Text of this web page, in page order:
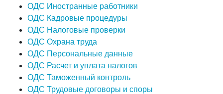
ОДС Иностранные работники
ОДС Кадровые процедуры
ОДС Налоговые проверки
ОДС Охрана труда
ОДС Персональные данные
ОДС Расчет и уплата налогов
ОДС Таможенный контроль
ОДС Трудовые договоры и споры